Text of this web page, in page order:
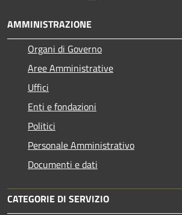
AMMINISTRAZIONE
Organi di Governo
Aree Amministrative
Uffici
Enti e fondazioni
Politici
Personale Amministrativo
Documenti e dati
CATEGORIE DI SERVIZIO